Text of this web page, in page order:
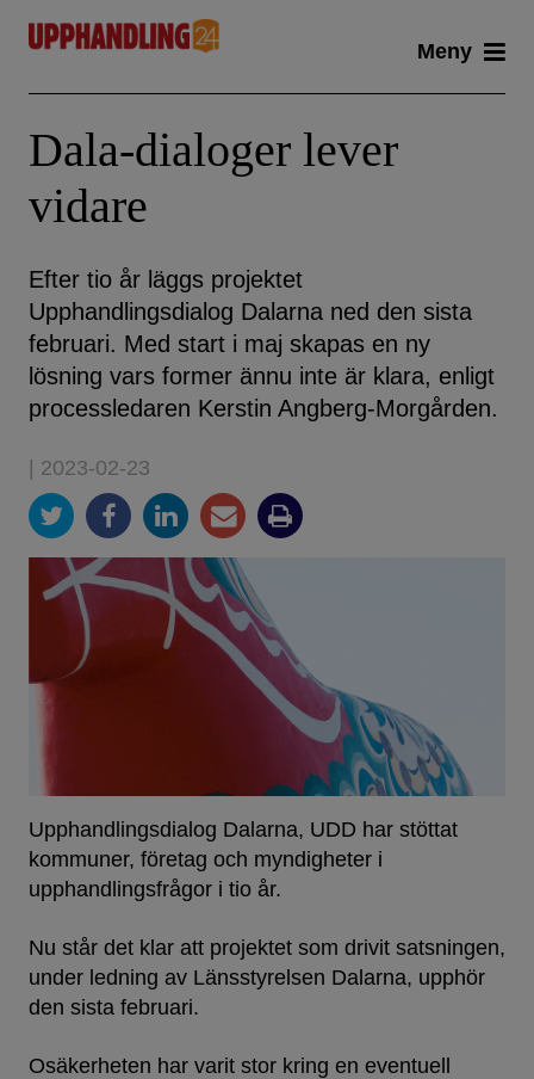
content
Meny
Dala-dialoger lever
vidare
Efter tio år läggs projektet
Upphandlingsdialog Dalarna ned den sista
februari. Med start i maj skapas en ny
lösning vars former ännu inte är klara, enligt
processledaren Kerstin Angberg-Morgården.
| 2023-02-23
Upphandlingsdialog Dalarna, UDD har stöttat
kommuner, företag och myndigheter i
upphandlingsfrågor i tio år.
Nu står det klar att projektet som drivit satsningen,
under ledning av Länsstyrelsen Dalarna, upphör
den sista februari.
Osäkerheten har varit stor kring en eventuell